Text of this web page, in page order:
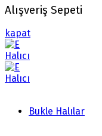
Alışveriş Sepeti
kapat
Bukle Halılar